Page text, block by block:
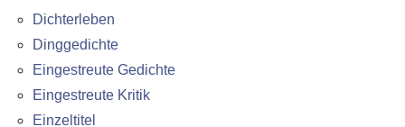
Dichterleben
Dinggedichte
Eingestreute Gedichte
Eingestreute Kritik
Einzeltitel